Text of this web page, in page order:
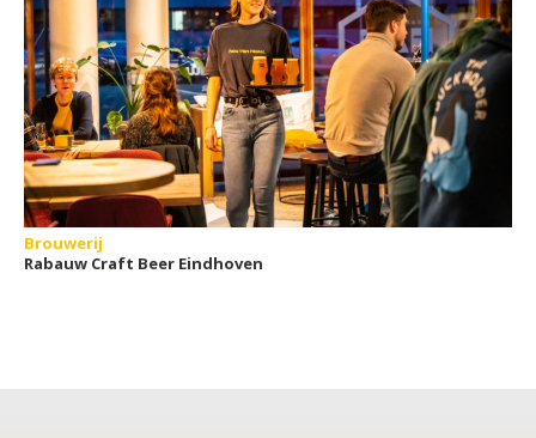
Brouwerij
Rabauw Craft Beer Eindhoven